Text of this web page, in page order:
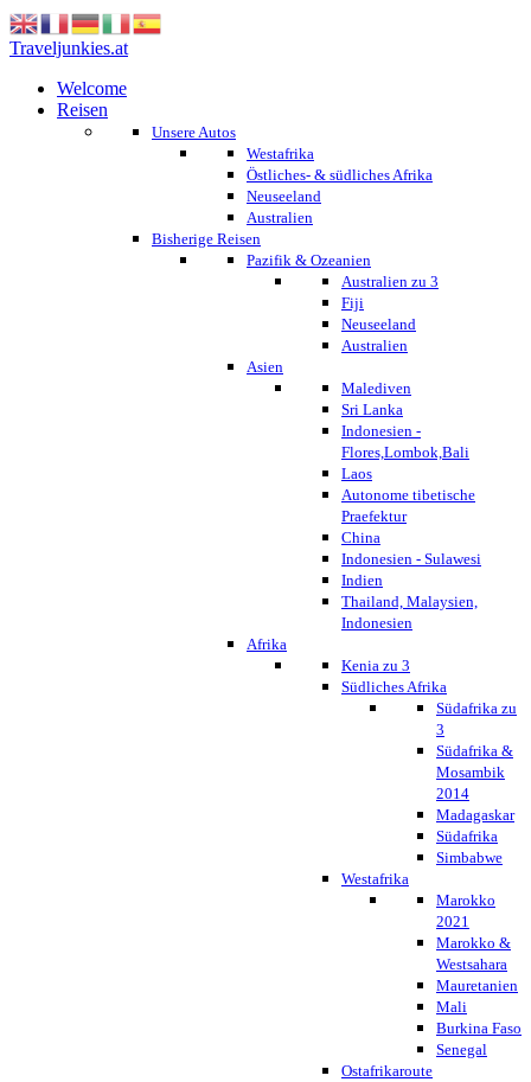
Traveljunkies.at
Welcome
Reisen
Unsere Autos
Westafrika
Östliches- & südliches Afrika
Neuseeland
Australien
Bisherige Reisen
Pazifik & Ozeanien
Australien zu 3
Fiji
Neuseeland
Australien
Asien
Malediven
Sri Lanka
Indonesien -
Flores,Lombok,Bali
Laos
Autonome tibetische
Praefektur
China
Indonesien - Sulawesi
Indien
Thailand, Malaysien,
Indonesien
Afrika
Kenia zu 3
Südliches Afrika
Südafrika zu
3
Südafrika &
Mosambik
2014
Madagaskar
Südafrika
Simbabwe
Westafrika
Marokko
2021
Marokko &
Westsahara
Mauretanien
Mali
Burkina Faso
Senegal
Ostafrikaroute